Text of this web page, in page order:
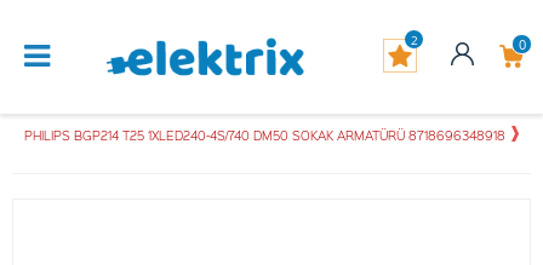
0
2
PHILIPS BGP214 T25 1XLED240-4S/740 DM50 SOKAK ARMATÜRÜ 8718696348918